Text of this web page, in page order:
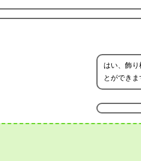
はい、飾
とができま